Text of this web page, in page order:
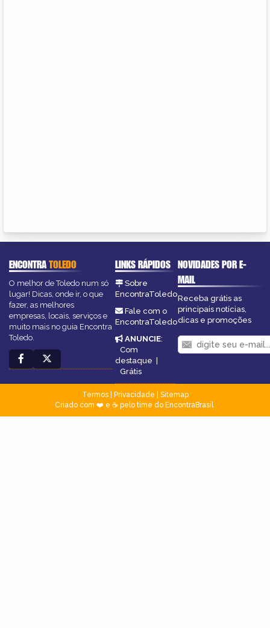
ENCONTRATOLEDO
O melhor de Toledo num só
lugar! Dicas, onde ir, o que
fazer, as melhores
empresas, locais, serviços e
muito mais no guia Encontra
Toledo.
LINKS RÁPIDOS
Sobre
EncontraToledo
Fale com o
EncontraToledo
ANUNCIE:
Com
destaque
Grátis
NOVIDADES POR E-
MAIL
Receba grátis as
principais notícias,
dicas e promoções
Termos| Privacidade
Sitemap
Criado com ❤️ e ☕ pelo time do EncontraBrasil